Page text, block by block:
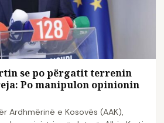
se po përgatit terrenin
Po manipulon opinionin
Ardhmërinë e Kosovës (AAK),